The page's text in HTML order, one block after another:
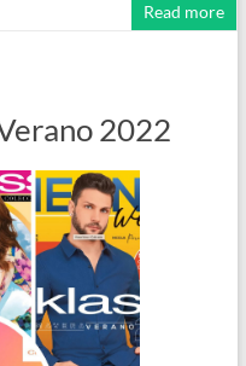
Read more
2022